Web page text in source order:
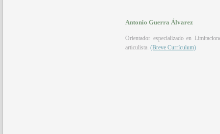
Antonio Guerra Álvarez
Orientador especializado en
articulista. (Breve Currículum)